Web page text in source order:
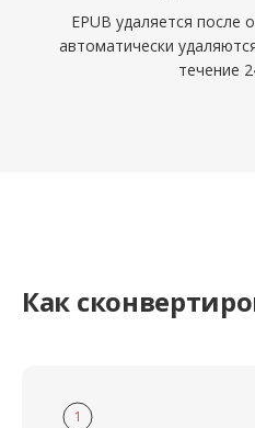
EPUB удаляется после
автоматически
течение
Как
1